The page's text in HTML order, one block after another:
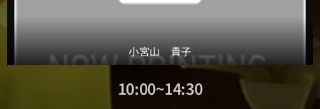
小宮山 貴子
10:00~14:30